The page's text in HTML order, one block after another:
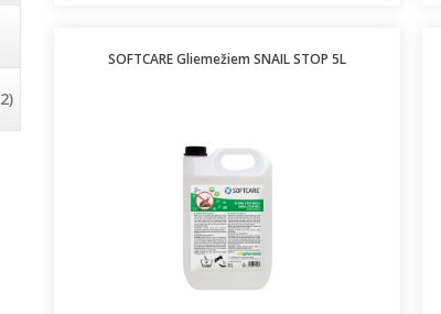
SOFTCARE Gliemežiem SNAIL STOP 5L